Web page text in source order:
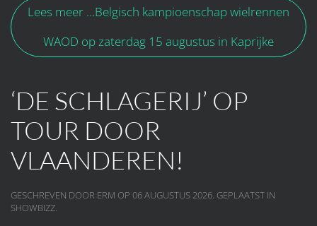
Lees meer …Belgisch kampioenschap wielrennen
WAOD op zaterdag 15 augustus in Kaprijke
‘DE SCHLAGERIJ’ OP
TOUR DOOR
VLAANDEREN!
GESCHREVEN DOOR ERM OP 06 AUGUSTUS 2026. GEPLAATST IN
SHOWBIZZ.